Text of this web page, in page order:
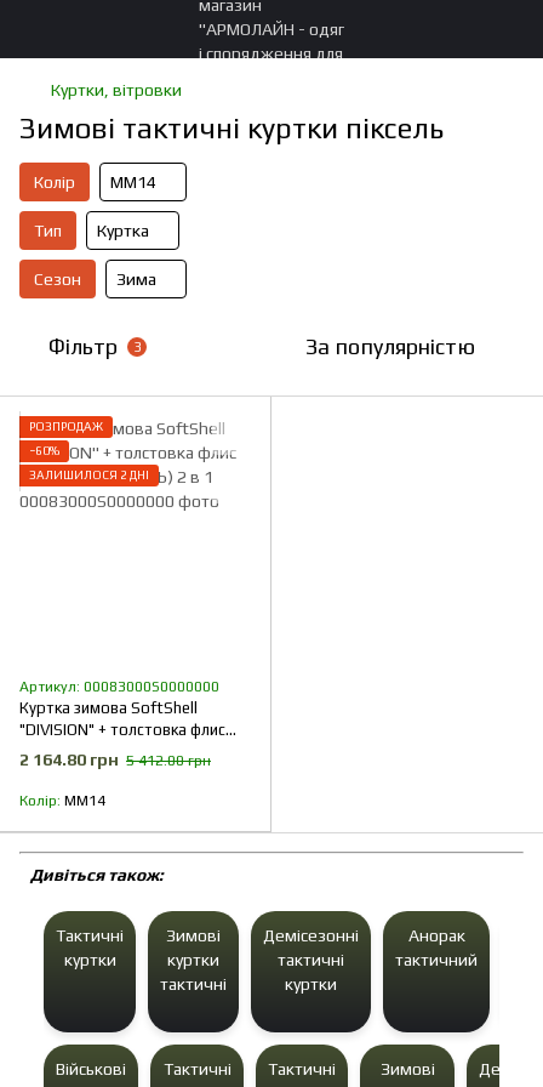
Куртки, вітровки
Дивіться також:
Тактичні
куртки
Зимові
куртки
тактичні
Демісезонні
тактичні
куртки
Анорак
тактичний
Військові
Тактичні
Тактичні
Зимові
Зимові тактичні куртки піксель
Колір ММ14
Тип Куртка
Сезон Зима
Фільтр 3 За популярністю
РОЗПРОДАЖ
−60%
ЗАЛИШИЛОСЯ 2 ДНІ
Артикул: 00083000S0000000
Куртка зимова SoftShell
"DIVISION" + толстовка флис
(ММ14 УКРПІКСЕЛЬ) 2 в 1
2 164.80 грн 5 412.00 грн
Колір ММ14